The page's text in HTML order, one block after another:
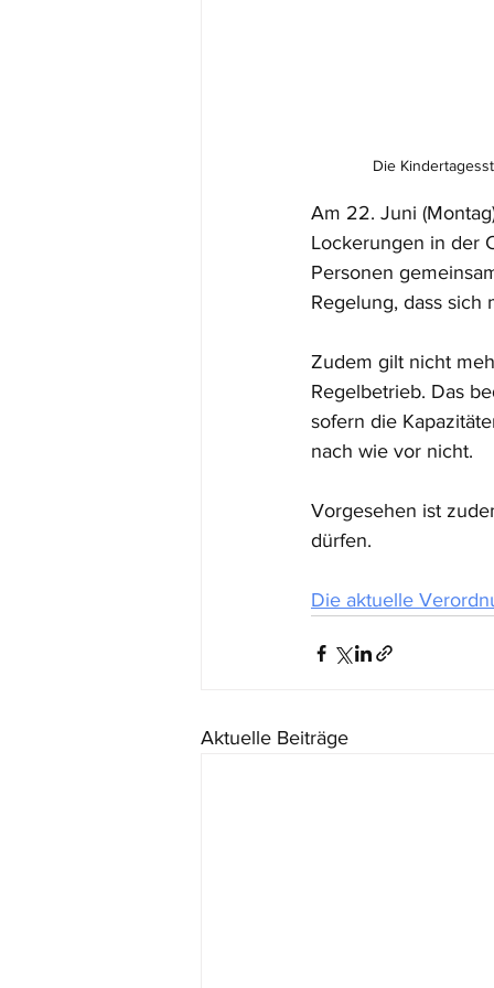
Die
Am 22. Juni
Lockerungen in der
Personen
Regelung, dass sich
Zudem gilt nicht
Regelbetrieb. Das
sofern die
nach wie vor nicht.
Vorgesehen ist
dürfen.
Die aktuelle
Aktuelle Beiträge